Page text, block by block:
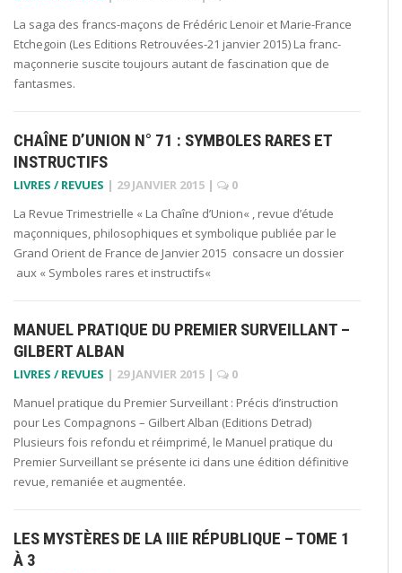
La saga des francs-maçons de Frédéric Lenoir et Marie-France
Etchegoin (Les Editions Retrouvées-21 janvier 2015) La franc-
maçonnerie suscite toujours autant de fascination que de
fantasmes.
CHAÎNE D’UNION N° 71 : SYMBOLES RARES ET
INSTRUCTIFS
LIVRES / REVUES | 29 JANVIER 2015 |
0
La Revue Trimestrielle « La Chaîne d’Union« , revue d’étude
maçonniques, philosophiques et symbolique publiée par le
Grand Orient de France de Janvier 2015 consacre un dossier
aux « Symboles rares et instructifs«
MANUEL PRATIQUE DU PREMIER SURVEILLANT –
GILBERT ALBAN
LIVRES / REVUES | 29 JANVIER 2015 |
0
Manuel pratique du Premier Surveillant : Précis d’instruction
pour Les Compagnons – Gilbert Alban (Editions Detrad)
Plusieurs fois refondu et réimprimé, le Manuel pratique du
Premier Surveillant se présente ici dans une édition définitive
revue, remaniée et augmentée.
LES MYSTÈRES DE LA IIIE RÉPUBLIQUE – TOME 1
À 3